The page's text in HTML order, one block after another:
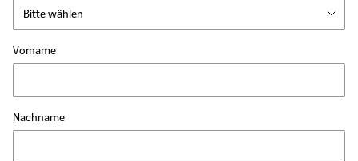
Vorname
Nachname